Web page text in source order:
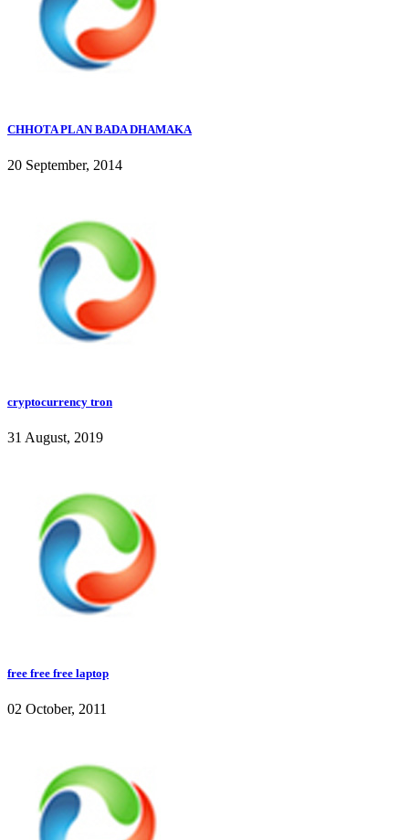
CHHOTA PLAN BADA DHAMAKA
20 September, 2014
cryptocurrency tron
31 August, 2019
free free free laptop
02 October, 2011